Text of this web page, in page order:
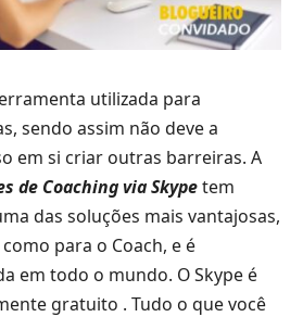
utilizada para
sendo assim não deve a
em si criar outras barreiras. A
de Coaching via Skypetem
das soluções mais vantajosas,
para o Coach, e é
em todo o mundo. O Skype é
gratuito . Tudo o que você